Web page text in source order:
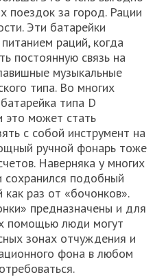
поездок за город. Рации
Эти батарейки
раций, когда
постоянную связь на
музыкальные
типа. Во многих
типа D
это может стать
с собой инструмент на
ручной фонарь тоже
Наверняка у многих
сохранился подобный
раз от «бочонков».
предназначены и для
помощью люди могут
зонах отчуждения и
фона в любом